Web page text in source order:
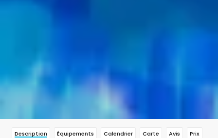
Description Équipements Calendrier Carte Avis Prix